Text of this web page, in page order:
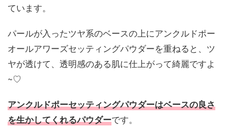
ています。
パールが入ったツヤ系のベースの上にアンクルドポー
オールアワーズセッティングパウダーを重ねると、ツ
ヤが透けて、透明感のある肌に仕上がって綺麗ですよ
~♡
アンクルドポーセッティングパウダーはベースの良さ
を生かしてくれるパウダーです。